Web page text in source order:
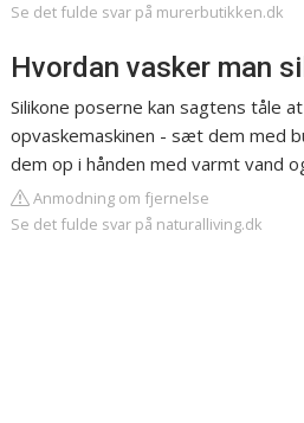
Se det fulde svar på murerbutikken.dk
Hvordan vasker man
Silikone poserne kan sagtens tåle
opvaskemaskinen - sæt dem med
dem op i hånden med varmt vand
Anmodning om fjernelse
Se det fulde svar på naturalliving.dk